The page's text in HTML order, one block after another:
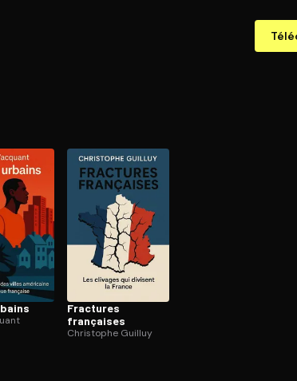
Fractures
françaises
Christophe Guilluy